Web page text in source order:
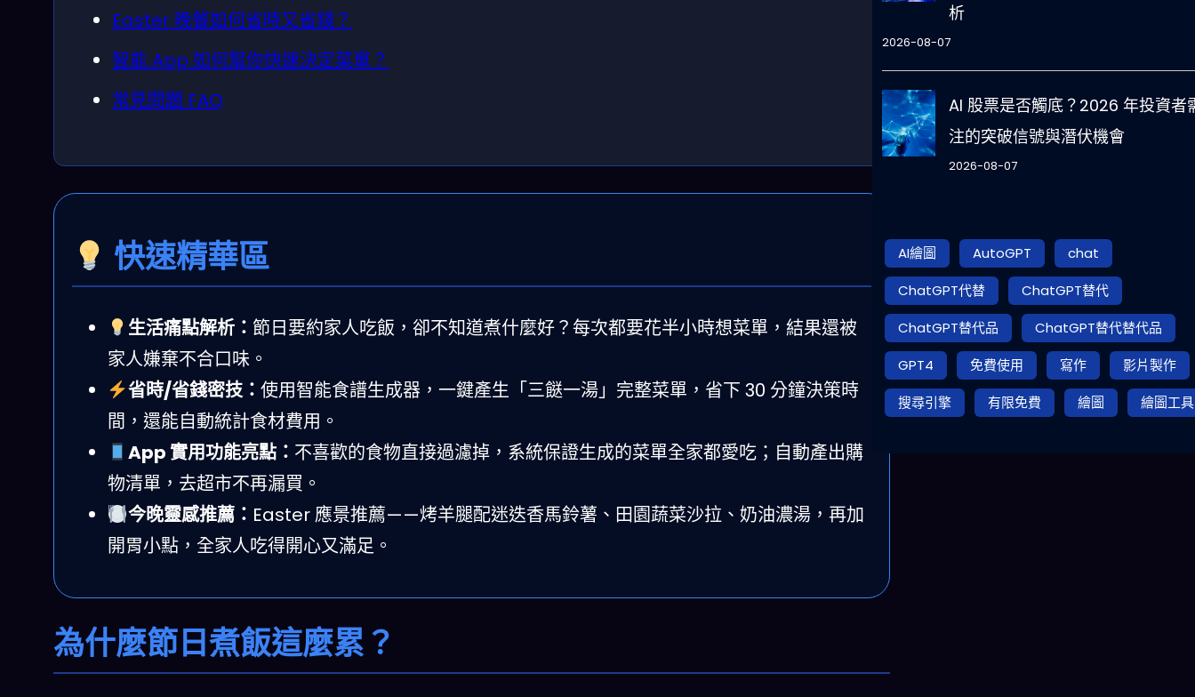
Easter 晚餐如何省時又省錢？
智能 App 如何幫你快速決定菜單？
常見問題 FAQ
快速精華區
生活痛點解析： 節日要約家人吃飯，卻不知道煮什麼好？每次都要花半小時想菜單，結果還被
家人嫌棄不合口味。
省時/省錢密技： 使用智能食譜生成器，一鍵產生「三餸一湯」完整菜單，省下 30 分鐘決策時
間，還能自動統計食材費用。
App 實用功能亮點： 不喜歡的食物直接過濾掉，系統保證生成的菜單全家都愛吃；自動產出購
物清單，去超市不再漏買。
今晚靈感推薦： Easter 應景推薦——烤羊腿配迷迭香馬鈴薯、田園蔬菜沙拉、奶油濃湯，再加
開胃小點，全家人吃得開心又滿足。
為什麼節日煮飯這麼累？
析
2026-08-07
AI 股票是否觸底？2026 年投資者
注的突破信號與潛伏機會
2026-08-07
AI繪圖 AutoGPT
chat
ChatGPT代替
ChatGPT替代
ChatGPT替代品
ChatGPT替代替代品
GPT4
免費使用 寫作
影片製作
搜尋引擎
有限免費 繪圖 繪圖工具